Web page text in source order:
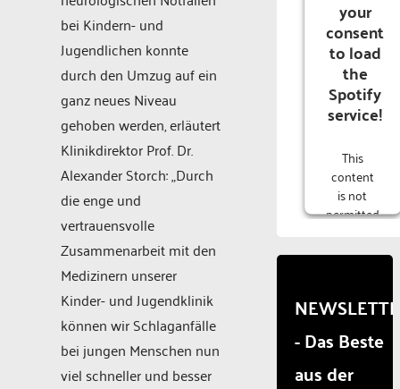
bei Kindern- und
Jugendlichen konnte
durch den Umzug auf ein
ganz neues Niveau
gehoben werden, erläutert
Klinikdirektor Prof. Dr.
Alexander Storch: „Durch
die enge und
vertrauensvolle
Zusammenarbeit mit den
Medizinern unserer
Kinder- und Jugendklinik
können wir Schlaganfälle
bei jungen Menschen nun
viel schneller und besser
your
consent
to load
the
Spotify
service!
This
content
is not
permitted
due to
not
to the
visitor.
The
- Das Beste
aus der